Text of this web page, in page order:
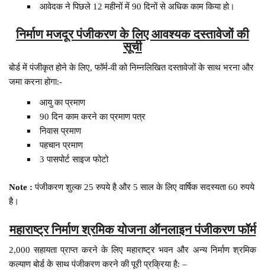
आवेदक ने पिछले 12 महीनों में 90 दिनों से अधिक काम किया हो।
निर्माण मजदूर पंजीकरण के लिए आवश्यक दस्तावेजों की
सूची
बोर्ड में पंजीकृत होने के लिए, फॉर्म-वी को निम्नलिखित दस्तावेजों के साथ भरना और
जमा करना होगा:-
आयु का प्रमाण
90 दिन काम करने का प्रमाण पत्र
निवास प्रमाण
पहचान प्रमाण
3 पासपोर्ट साइज फोटो
Note : पंजीकरण शुल्क 25 रुपये है और 5 साल के लिए वार्षिक सदस्यता 60 रुपये
है।
महाराष्ट्र निर्माण श्रमिक योजना ऑनलाइन पंजीकरणफॉर्म
2,000 सहायता प्राप्त करने के लिए महाराष्ट्र भवन और अन्य निर्माण श्रमिक
कल्याण बोर्ड के साथ पंजीकरण करने की पूरी प्रक्रिया है: –